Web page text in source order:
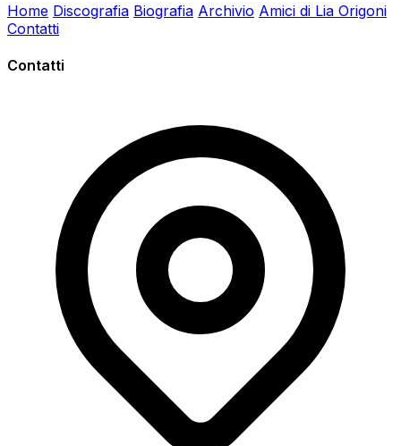
Home Discografia Biografia Archivio Amici di Lia Origoni
Contatti
Contatti